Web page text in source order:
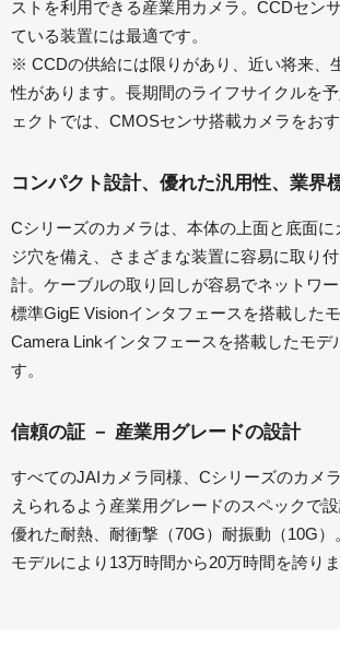
ストを利用できる産業用カメラ。CCDセン
ている装置には最適です。
※ CCDの供給には限りがあり、近い将来、
性があります。長期間のライフサイクルを
ェクトでは、CMOSセンサ搭載カメラをおす
コンパクト設計、優れた汎用性、業界
Cシリーズのカメラは、本体の上面と底面に
ジ穴を備え、さまざまな装置に容易に取り
計。ケーブルの取り回しが容易でネットワ
標準GigE Visionインタフェースを搭載した
Camera Linkインタフェースを搭載したモデ
す。
信頼の証 － 産業用グレードの設計
すべてのJAIカメラ同様、Cシリーズのカメ
えられるよう産業用グレードのスペックで設
優れた耐熱、耐衝撃（70G）耐振動（10G）
モデルにより13万時間から20万時間を誇りま